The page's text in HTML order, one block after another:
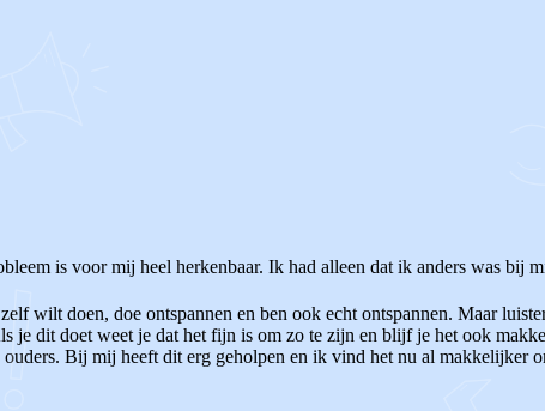
is voor mij heel herkenbaar. Ik had alleen dat ik anders was bij
wilt doen, doe ontspannen en ben ook echt ontspannen. Maar
je dit doet weet je dat het fijn is om zo te zijn en blijf je het ook
ouders. Bij mij heeft dit erg geholpen en ik vind het nu al makkelijker